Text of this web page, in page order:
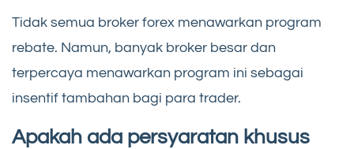
Tidak semua broker forex menawarkan program
rebate. Namun, banyak broker besar dan
terpercaya menawarkan program ini sebagai
insentif tambahan bagi para trader.
Apakah ada persyaratan khusus